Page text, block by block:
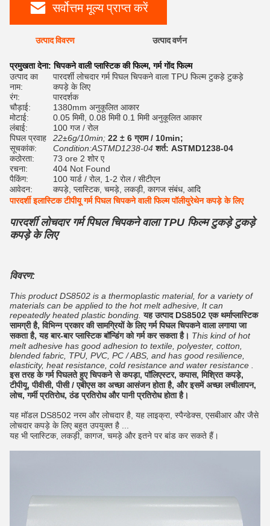
सर्वोत्तम मूल्य प्राप्त करें
उत्पाद विवरण उत्पाद वर्णन
प्रमुखता देना:चिपकने वाली प्लास्टिक की फिल्म,गर्म गोंद फिल्म
उत्पाद का
नाम:
पारदर्शी लोचदार गर्म पिघल चिपकने वाला TPU फिल्म टुकड़े टुकड़े
कपड़े के लिए
रंग:
पारदर्शक
चौड़ाई:
1380mm अनुकूलित आकार
मोटाई:
0.05 मिमी, 0.08 मिमी 0.1 मिमी अनुकूलित आकार
लंबाई:
100 गज / रोल
पिघल प्रवाह
सूचकांक:
22±6g/10min; 22 ± 6 ग्राम / 10min;
Condition:ASTMD1238-04 शर्त: ASTMD1238-04
कठोरता:
73 ore 2 शोर ए
रचना:
404 Not Found
पैकिंग:
100 यार्ड / रोल, 1-2 रोल / सीटीएन
आवेदन:
कपड़े, प्लास्टिक, चमड़े, लकड़ी, कागज संबंध, आदि
पारदर्शी इलास्टिक टीपीयू गर्म पिघल चिपकने वाली फिल्म पॉलीयुरेथेन कपड़े के लिए
पारदर्शी लोचदार गर्म पिघल चिपकने वाला TPU फिल्म टुकड़े टुकड़े
कपड़े के लिए
विवरण:
This product DS8502 is a thermoplastic material, for a variety of
materials can be applied to the hot melt adhesive, It can
repeatedly heated plastic bonding. यह उत्पाद DS8502 एक थर्माप्लास्टिक
सामग्री है, विभिन्न प्रकार की सामग्रियों के लिए गर्म पिघल चिपकने वाला लगाया जा
सकता है, यह बार-बार प्लास्टिक बॉन्डिंग को गर्म कर सकता है। This kind of hot
melt adhesive has good adhesion to textile, polyester, cotton,
blended fabric, TPU, PVC, PC / ABS, and has good resilience,
elasticity, heat resistance, cold resistance and water resistance .
इस तरह के गर्म पिघलते हुए चिपकने से कपड़ा, पॉलिएस्टर, कपास, मिश्रित कपड़े,
टीपीयू, पीवीसी, पीसी / एबीएस का अच्छा आसंजन होता है, और इसमें अच्छा लचीलापन,
लोच, गर्मी प्रतिरोध, ठंड प्रतिरोध और पानी प्रतिरोध होता है।
यह मॉडल DS8502 नरम और लोचदार है, यह लाइक्रा, स्पैन्डेक्स, एसबीआर और जैसे
लोचदार कपड़े के लिए बहुत उपयुक्त है ...
यह भी प्लास्टिक, लकड़ी, कागज, चमड़े और इतने पर बांड कर सकते हैं।